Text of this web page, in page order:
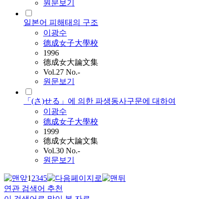
원문보기
일본어 피해태의 구조
이광수
德成女子大學校
1996
德成女大論文集
Vol.27 No.-
원문보기
「(さ)せる」에 의한 파생동사구문에 대하여
이광수
德成女子大學校
1999
德成女大論文集
Vol.30 No.-
원문보기
12345
연관 검색어 추천